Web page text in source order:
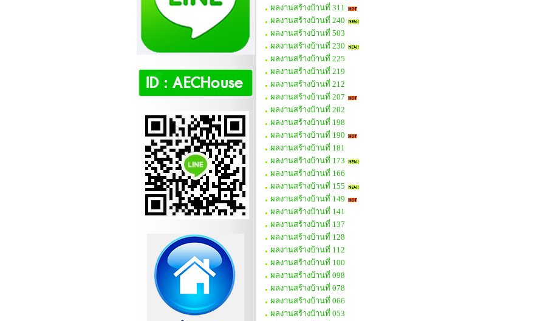
ผลงานสร้างบ้านที่ 311
ผลงานสร้างบ้านที่ 240
ผลงานสร้างบ้านที่ 503
ผลงานสร้างบ้านที่ 230
ผลงานสร้างบ้านที่ 225
ผลงานสร้างบ้านที่ 219
ผลงานสร้างบ้านที่ 212
ผลงานสร้างบ้านที่ 207
ผลงานสร้างบ้านที่ 202
ผลงานสร้างบ้านที่ 198
ผลงานสร้างบ้านที่ 190
ผลงานสร้างบ้านที่ 181
ผลงานสร้างบ้านที่ 173
ผลงานสร้างบ้านที่ 166
ผลงานสร้างบ้านที่ 155
ผลงานสร้างบ้านที่ 149
ผลงานสร้างบ้านที่ 141
ผลงานสร้างบ้านที่ 137
ผลงานสร้างบ้านที่ 128
ผลงานสร้างบ้านที่ 112
ผลงานสร้างบ้านที่ 100
ผลงานสร้างบ้านที่ 098
ผลงานสร้างบ้านที่ 078
ผลงานสร้างบ้านที่ 066
ผลงานสร้างบ้านที่ 053